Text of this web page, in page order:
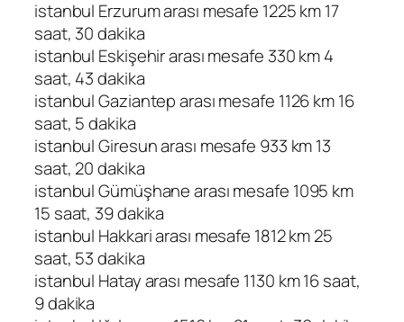
istanbul Erzurum arası mesafe 1225 km 17
saat, 30 dakika
istanbul Eskişehir arası mesafe 330 km 4
saat, 43 dakika
istanbul Gaziantep arası mesafe 1126 km 16
saat, 5 dakika
istanbul Giresun arası mesafe 933 km 13
saat, 20 dakika
istanbul Gümüşhane arası mesafe 1095 km
15 saat, 39 dakika
istanbul Hakkari arası mesafe 1812 km 25
saat, 53 dakika
istanbul Hatay arası mesafe 1130 km 16 saat,
9 dakika